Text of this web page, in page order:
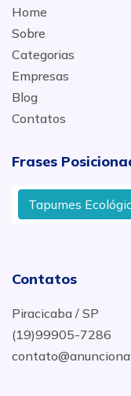
Home
Sobre
Categorias
Empresas
Blog
Contatos
Frases
Tapumes
Contatos
Piracicaba / SP
(19)99905-7286